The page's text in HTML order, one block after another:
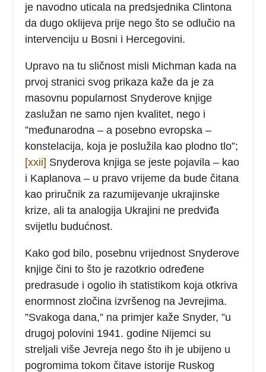
je navodno uticala na predsjednika Clintona
da dugo oklijeva prije nego što se odlučio na
intervenciju u Bosni i Hercegovini.
Upravo na tu sličnost misli Michman kada na
prvoj stranici svog prikaza kaže da je za
masovnu popularnost Snyderove knjige
zaslužan ne samo njen kvalitet, nego i
”međunarodna – a posebno evropska –
konstelacija, koja je poslužila kao plodno tlo”;
[xxii] Snyderova knjiga se jeste pojavila – kao
i Kaplanova – u pravo vrijeme da bude čitana
kao priručnik za razumijevanje ukrajinske
krize, ali ta analogija Ukrajini ne predviđa
svijetlu budućnost.
Kako god bilo, posebnu vrijednost Snyderove
knjige čini to što je razotkrio određene
predrasude i ogolio ih statistikom koja otkriva
enormnost zločina izvršenog na Jevrejima.
”Svakoga dana,” na primjer kaže Snyder, ”u
drugoj polovini 1941. godine Nijemci su
streljali više Jevreja nego što ih je ubijeno u
pogromima tokom čitave istorije Ruskog